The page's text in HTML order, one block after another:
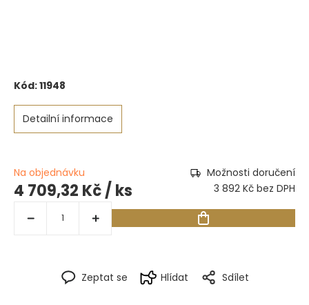
Kód:11948
Detailní informace
Zeptat se Hlídat Sdílet
Na objednávku Možnosti doručení
4 709,32 Kč/ ks 3 892 Kč bez DPH